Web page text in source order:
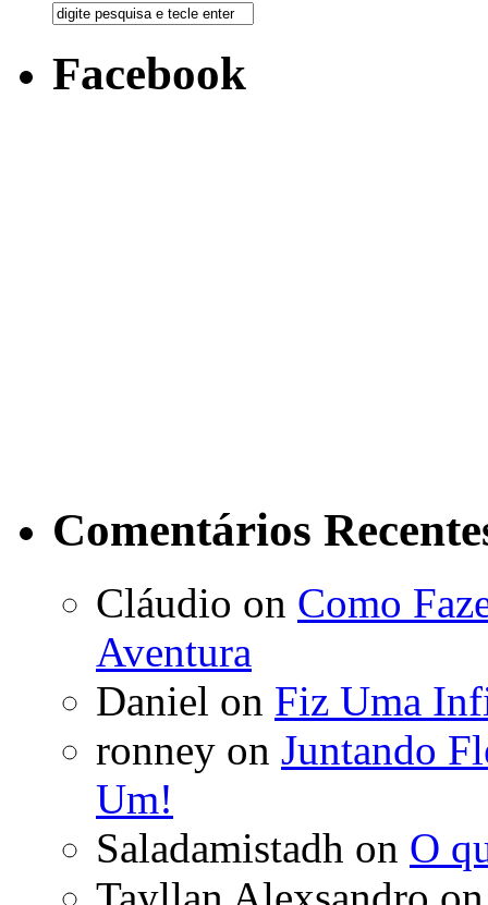
Facebook
Comentários
Cláudio on Como
Aventura
Daniel on Fiz Uma
ronney on Juntando
Um!
Saladamistadh on O